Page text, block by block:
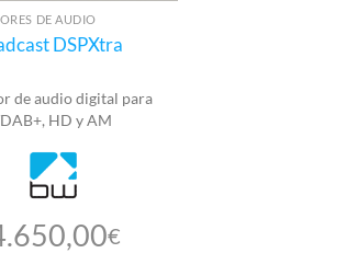
DE AUDIO
DSPXtra
de audio digital para
HD y AM
€